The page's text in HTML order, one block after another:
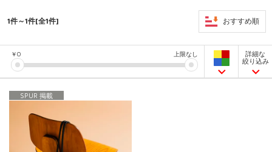
1件～1件[全1件] おすすめ順
￥0 上限なし
詳細な
絞り込み
SPUR 掲載